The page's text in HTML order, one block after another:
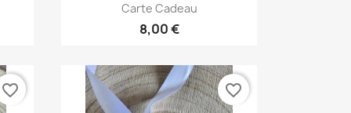
Aperçu rapide
Carte Cadeau
8,00 €
favorite_border favorite_border